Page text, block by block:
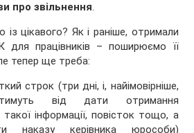
про звільнення.
цікавого? Як і раніше, отримали
для працівників – поширюємо її
тепер ще треба:
строк (три дні, і, найімовірніше,
від дати отримання
інформації, повісток тощо, а
наказу керівника юрособи)